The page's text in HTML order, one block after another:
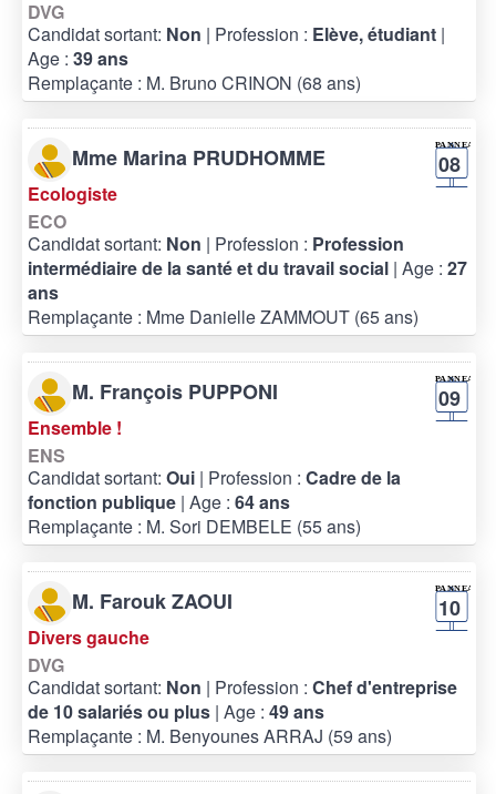
DVG
Candidat sortant: Non | Profession : Elève, étudiant |
Age : 39 ans
Remplaçante : M. Bruno CRINON (68 ans)
Mme Marina PRUDHOMME 08
Ecologiste
ECO
Candidat sortant: Non | Profession : Profession
intermédiaire de la santé et du travail social | Age : 27
ans
Remplaçante : Mme Danielle ZAMMOUT (65 ans)
M. François PUPPONI 09
Ensemble !
ENS
Candidat sortant: Oui | Profession : Cadre de la
fonction publique | Age : 64 ans
Remplaçante : M. Sori DEMBELE (55 ans)
M. Farouk ZAOUI 10
Divers gauche
DVG
Candidat sortant: Non | Profession : Chef d'entreprise
de 10 salariés ou plus | Age : 49 ans
Remplaçante : M. Benyounes ARRAJ (59 ans)